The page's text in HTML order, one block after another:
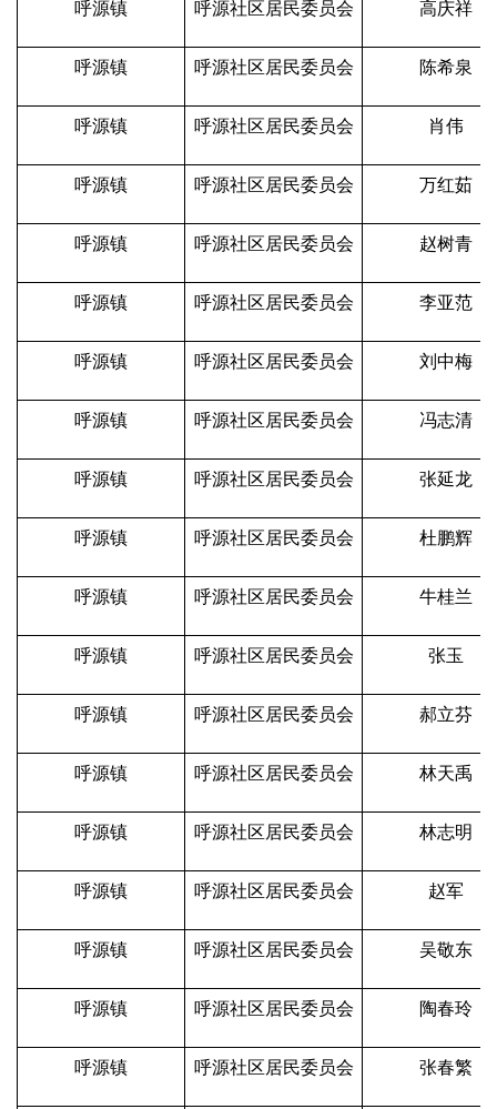
呼源镇 呼源社区居民委员会 高庆祥
呼源镇 呼源社区居民委员会 陈希泉
呼源镇 呼源社区居民委员会 肖伟
呼源镇 呼源社区居民委员会 万红茹
呼源镇 呼源社区居民委员会 赵树青
呼源镇 呼源社区居民委员会 李亚范
呼源镇 呼源社区居民委员会 刘中梅
呼源镇 呼源社区居民委员会 冯志清
呼源镇 呼源社区居民委员会 张延龙
呼源镇 呼源社区居民委员会 杜鹏辉
呼源镇 呼源社区居民委员会 牛桂兰
呼源镇 呼源社区居民委员会 张玉
呼源镇 呼源社区居民委员会 郝立芬
呼源镇 呼源社区居民委员会 林天禹
呼源镇 呼源社区居民委员会 林志明
呼源镇 呼源社区居民委员会 赵军
呼源镇 呼源社区居民委员会 吴敬东
呼源镇 呼源社区居民委员会 陶春玲
呼源镇 呼源社区居民委员会 张春繁